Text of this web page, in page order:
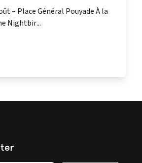
– Place Général Pouyade À la
Nightbir...